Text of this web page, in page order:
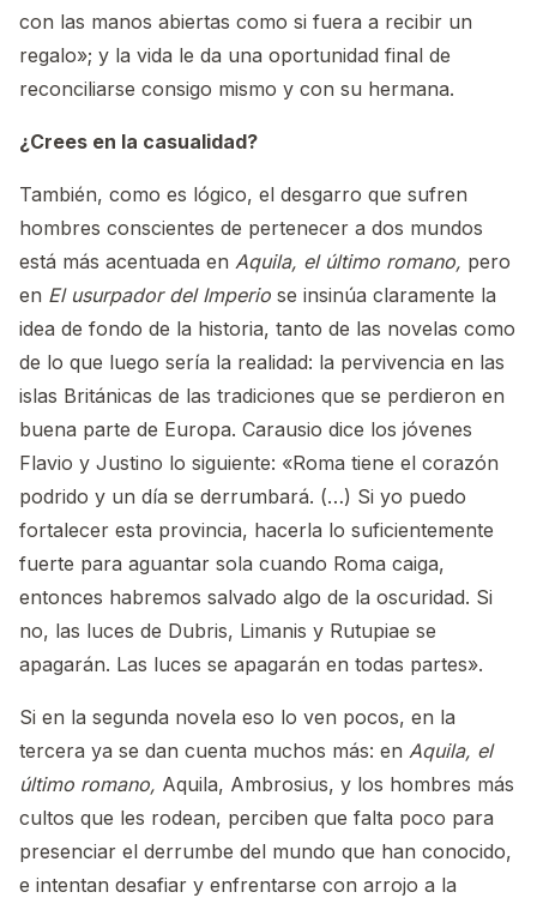
con las manos abiertas como si fuera a recibir un
regalo»; y la vida le da una oportunidad final de
reconciliarse consigo mismo y con su hermana.
¿Crees en la casualidad?
También, como es lógico, el desgarro que sufren
hombres conscientes de pertenecer a dos mundos
está más acentuada en Aquila, el último romano, pero
en El usurpador del Imperio se insinúa claramente la
idea de fondo de la historia, tanto de las novelas como
de lo que luego sería la realidad: la pervivencia en las
islas Británicas de las tradiciones que se perdieron en
buena parte de Europa. Carausio dice los jóvenes
Flavio y Justino lo siguiente: «Roma tiene el corazón
podrido y un día se derrumbará. (…) Si yo puedo
fortalecer esta provincia, hacerla lo suficientemente
fuerte para aguantar sola cuando Roma caiga,
entonces habremos salvado algo de la oscuridad. Si
no, las luces de Dubris, Limanis y Rutupiae se
apagarán. Las luces se apagarán en todas partes».
Si en la segunda novela eso lo ven pocos, en la
tercera ya se dan cuenta muchos más: en Aquila, el
último romano, Aquila, Ambrosius, y los hombres más
cultos que les rodean, perciben que falta poco para
presenciar el derrumbe del mundo que han conocido,
e intentan desafiar y enfrentarse con arrojo a la